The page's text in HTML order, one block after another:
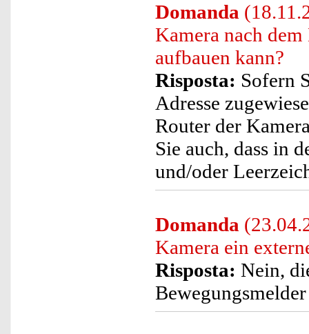
Domanda
Kamera nach
aufbauen kann?
Risposta: Sofern
Adresse
Router der
Sie auch, dass in
und/oder
Domanda
Kamera ein
Risposta: Nein,